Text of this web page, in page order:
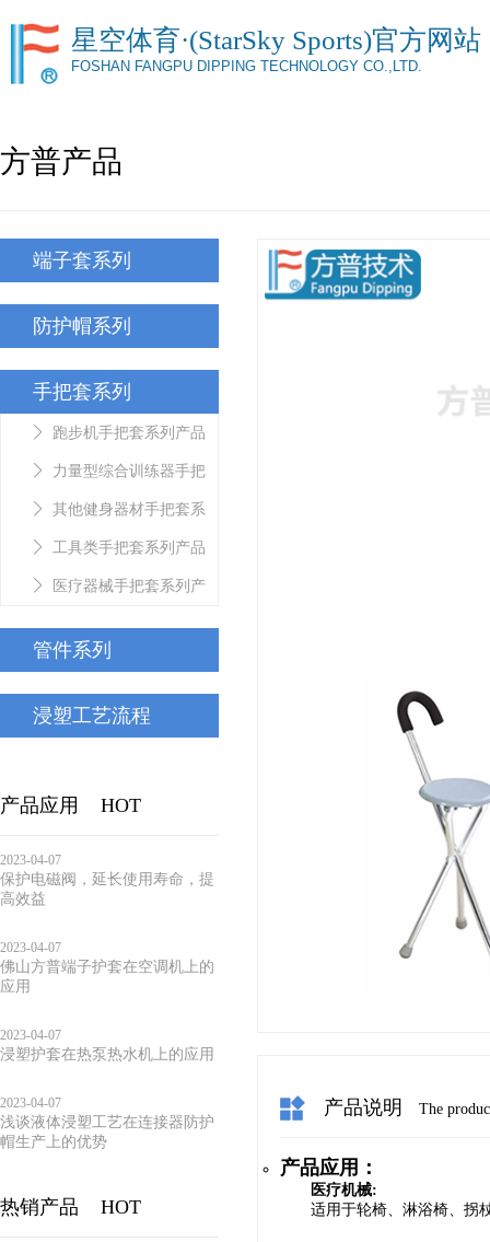
星空体育·(StarSky Sports)官方网站
FOSHAN FANGPU DIPPING TECHNOLOGY CO.,LTD.
方普产品
端子套系列
防护帽系列
手把套系列
跑步机手把套系列产品
力量型综合训练器手把
套系列产品
其他健身器材手把套系
列产品
工具类手把套系列产品
医疗器械手把套系列产
管件系列
浸塑工艺流程
产品应用 HOT
2023-04-07
保护电磁阀，延长使用寿命，提
高效益
2023-04-07
佛山方普端子护套在空调机上的
应用
2023-04-07
浸塑护套在热泵热水机上的应用
2023-04-07
浅谈液体浸塑工艺在连接器防护
帽生产上的优势
热销产品 HOT
产品说明 The
产品应用：
医疗机械:
适用于轮椅、淋浴椅、拐